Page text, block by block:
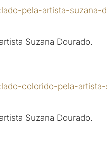
Suzana Dourado.
Suzana Dourado.